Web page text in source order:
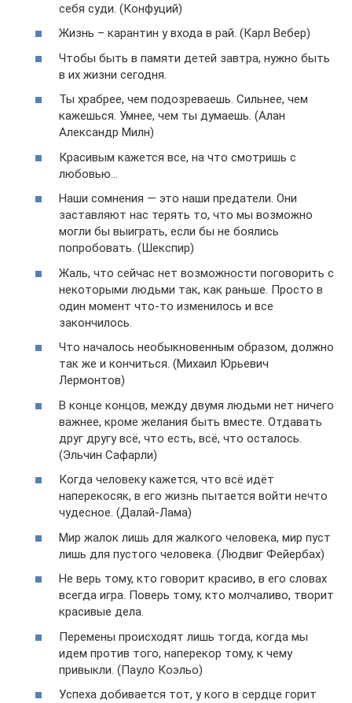
себя суди. (Конфуций)
Жизнь – карантин у входа в рай. (Карл Вебер)
Чтобы быть в памяти детей завтра, нужно быть
в их жизни сегодня.
Ты храбрее, чем подозреваешь. Сильнее, чем
кажешься. Умнее, чем ты думаешь. (Алан
Александр Милн)
Красивым кажется все, на что смотришь с
любовью…
Наши сомнения — это наши предатели. Они
заставляют нас терять то, что мы возможно
могли бы выиграть, если бы не боялись
попробовать. (Шекспир)
Жаль, что сейчас нет возможности поговорить с
некоторыми людьми так, как раньше. Просто в
один момент что-то изменилось и все
закончилось.
Что началось необыкновенным образом, должно
так же и кончиться. (Михаил Юрьевич
Лермонтов)
В конце концов, между двумя людьми нет ничего
важнее, кроме желания быть вместе. Отдавать
друг другу всё, что есть, всё, что осталось.
(Эльчин Сафарли)
Когда человеку кажется, что всё идёт
наперекосяк, в его жизнь пытается войти нечто
чудесное. (Далай-Лама)
Мир жалок лишь для жалкого человека, мир пуст
лишь для пустого человека. (Людвиг Фейербах)
Не верь тому, кто говорит красиво, в его словах
всегда игра. Поверь тому, кто молчаливо, творит
красивые дела.
Перемены происходят лишь тогда, когда мы
идем против того, наперекор тому, к чему
привыкли. (Пауло Коэльо)
Успеха добивается тот, у кого в сердце горит